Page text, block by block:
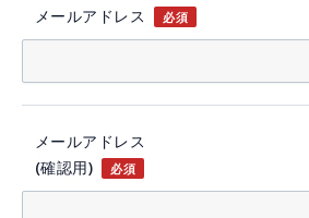
メールアドレス 必須
メールアドレス
(確認用)
必須